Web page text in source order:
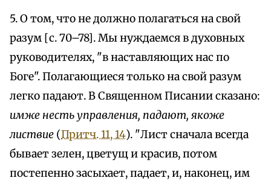
5. О том, что не должно полагаться на свой
разум [с. 70–78]. Мы нуждаемся в духовных
руководителях, "в наставляющих нас по
Боге". Полагающиеся только на свой разум
легко падают. В Священном Писании сказано:
имже несть управления, падают, якоже
листвие (Притч. 11, 14). "Лист сначала всегда
бывает зелен, цветущ и красив, потом
постепенно засыхает, падает, и, наконец, им